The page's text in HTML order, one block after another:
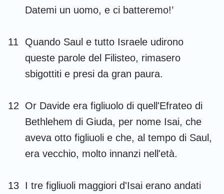
Datemi un uomo, e ci batteremo!’
11
Quando Saul e tutto Israele udirono
queste parole del Filisteo, rimasero
sbigottiti e presi da gran paura.
12
Or Davide era figliuolo di quell'Efrateo di
Bethlehem di Giuda, per nome Isai, che
aveva otto figliuoli e che, al tempo di Saul,
era vecchio, molto innanzi nell'età.
13 I tre figliuoli maggiori d'Isai erano andati